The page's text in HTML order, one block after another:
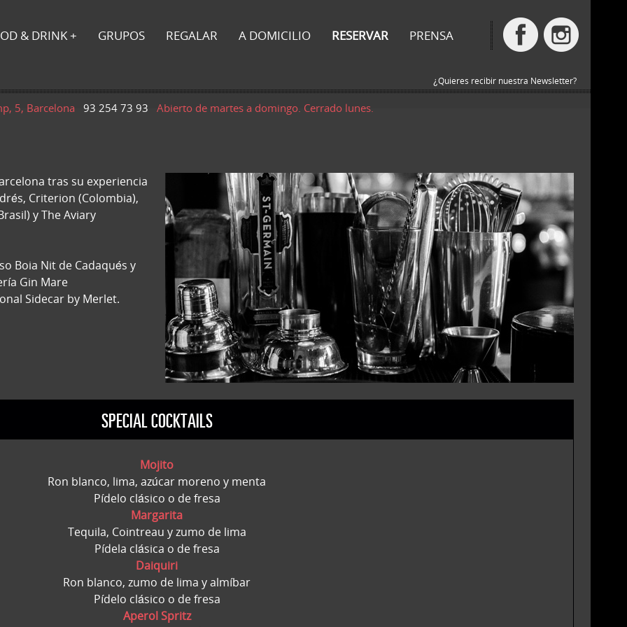
& DRINK GRUPOS REGALAR A DOMICILIO RESERVAR PRENSA
¿Quieres recibir nuestra Newsletter?
5, Barcelona 93 254 73 93 Abierto de martes a domingo. Cerrado lunes.
tras su experiencia
Criterion (Colombia),
y The Aviary
Boia Nit de Cadaqués y
Gin Mare
Sidecar by Merlet.
SPECIAL COCKTAILS
Mojito
Ron blanco, lima, azúcar moreno y menta
Pídelo clásico o de fresa
Margarita
Tequila, Cointreau y zumo de lima
Pídela clásica o de fresa
Daiquiri
Ron blanco, zumo de lima y almíbar
Pídelo clásico o de fresa
Aperol Spritz